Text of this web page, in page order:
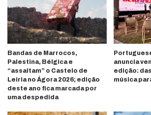
Bandas de Marrocos,
Palestina, Bélgica e
“assaltam” o Castelo de
Leiria no Ágora 2026; edição
deste ano fica marcada por
uma despedida
anuncia
edição:
música